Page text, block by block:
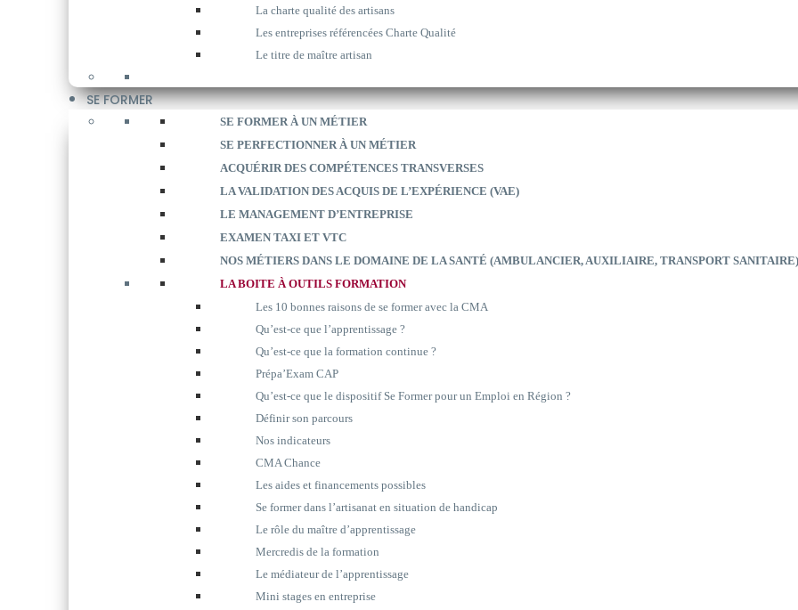
La charte qualité des artisans
Les entreprises référencées Charte Qualité
Le titre de maître artisan
SE FORMER
SE FORMER À UN MÉTIER
SE PERFECTIONNER À UN MÉTIER
ACQUÉRIR DES COMPÉTENCES TRANSVERSES
LA VALIDATION DES ACQUIS DE L’EXPÉRIENCE (VAE)
LE MANAGEMENT D’ENTREPRISE
EXAMEN TAXI ET VTC
NOS MÉTIERS DANS LE DOMAINE DE LA SANTÉ (AMBULANCIER, AUXILIAIRE, TRANSPORT SANITAIRE)
LA BOITE À OUTILS FORMATION
Les 10 bonnes raisons de se former avec la CMA
Qu’est-ce que l’apprentissage ?
Qu’est-ce que la formation continue ?
Prépa’Exam CAP
Qu’est-ce que le dispositif Se Former pour un Emploi en Région ?
Définir son parcours
Nos indicateurs
CMA Chance
Les aides et financements possibles
Se former dans l’artisanat en situation de handicap
Le rôle du maître d’apprentissage
Mercredis de la formation
Le médiateur de l’apprentissage
Mini stages en entreprise